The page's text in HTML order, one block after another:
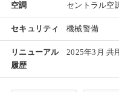
空調 セントラル空
セキュリティ 機械警備
リニューアル
履歴
2025年3月 共